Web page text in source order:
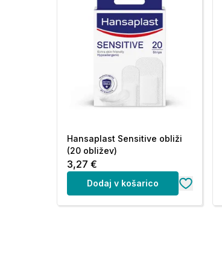
Hansaplast Sensitive obliži
(20 obližev)
3,27 €
Dodaj v košarico